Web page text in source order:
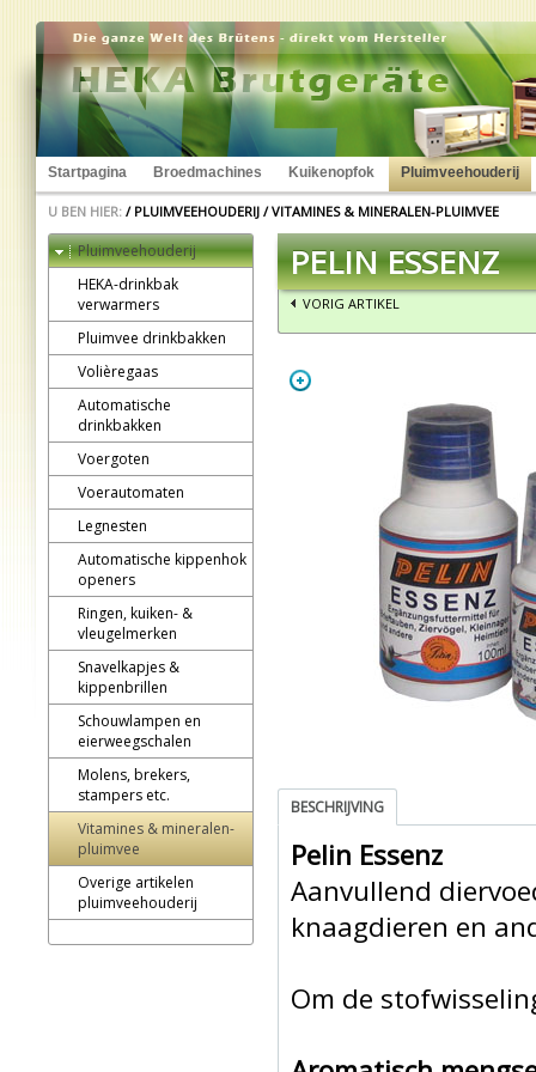
Startpagina Broedmachines Kuikenopfok Pluimveehouderij
U BEN HIER: / PLUIMVEEHOUDERIJ /VITAMINES & MINERALEN-PLUIMVEE
Pluimveehouderij
HEKA-drinkbak
verwarmers
Pluimvee drinkbakken
Volièregaas
Automatische
drinkbakken
Voergoten
Voerautomaten
Legnesten
Automatische kippenhok
openers
Ringen, kuiken- &
vleugelmerken
Snavelkapjes &
kippenbrillen
Schouwlampen en
eierweegschalen
Molens, brekers,
stampers etc.
Vitamines & mineralen-
pluimvee
Overige artikelen
pluimveehouderij
PELIN ESSENZ
VORIG ARTIKEL
BESCHRIJVING
Pelin Essenz
Aanvullend
knaagdieren en
Om de